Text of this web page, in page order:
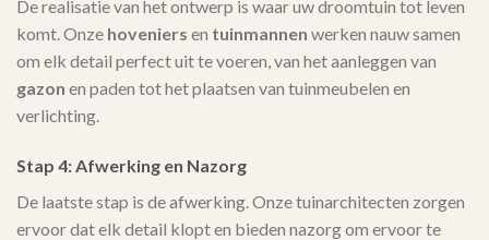
De realisatie van het ontwerp is waar uw droomtuin tot leven
komt. Onze hoveniers en tuinmannen werken nauw samen
om elk detail perfect uit te voeren, van het aanleggen van
gazon en paden tot het plaatsen van tuinmeubelen en
verlichting.
Stap 4: Afwerking en Nazorg
De laatste stap is de afwerking. Onze tuinarchitecten zorgen
ervoor dat elk detail klopt en bieden nazorg om ervoor te